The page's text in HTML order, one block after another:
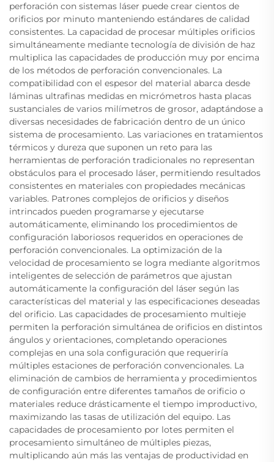
perforación con sistemas láser puede crear cientos de
orificios por minuto manteniendo estándares de calidad
consistentes. La capacidad de procesar múltiples orificios
simultáneamente mediante tecnología de división de haz
multiplica las capacidades de producción muy por encima
de los métodos de perforación convencionales. La
compatibilidad con el espesor del material abarca desde
láminas ultrafinas medidas en micrómetros hasta placas
sustanciales de varios milímetros de grosor, adaptándose a
diversas necesidades de fabricación dentro de un único
sistema de procesamiento. Las variaciones en tratamientos
térmicos y dureza que suponen un reto para las
herramientas de perforación tradicionales no representan
obstáculos para el procesado láser, permitiendo resultados
consistentes en materiales con propiedades mecánicas
variables. Patrones complejos de orificios y diseños
intrincados pueden programarse y ejecutarse
automáticamente, eliminando los procedimientos de
configuración laboriosos requeridos en operaciones de
perforación convencionales. La optimización de la
velocidad de procesamiento se logra mediante algoritmos
inteligentes de selección de parámetros que ajustan
automáticamente la configuración del láser según las
características del material y las especificaciones deseadas
del orificio. Las capacidades de procesamiento multieje
permiten la perforación simultánea de orificios en distintos
ángulos y orientaciones, completando operaciones
complejas en una sola configuración que requeriría
múltiples estaciones de perforación convencionales. La
eliminación de cambios de herramienta y procedimientos
de configuración entre diferentes tamaños de orificio o
materiales reduce drásticamente el tiempo improductivo,
maximizando las tasas de utilización del equipo. Las
capacidades de procesamiento por lotes permiten el
procesamiento simultáneo de múltiples piezas,
multiplicando aún más las ventajas de productividad en